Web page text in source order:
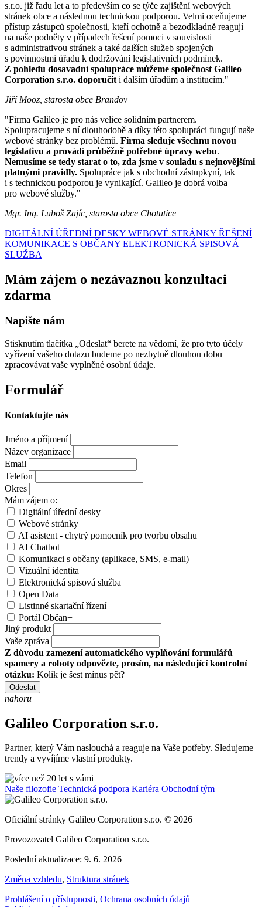
s.r.o. již řadu let a to především co se týče zajištění webových
stránek obce a následnou technickou podporou. Velmi oceňujeme
přístup zástupců společnosti, kteří ochotně a bezodkladně reagují
na naše podněty v případech řešení pomoci v souvislosti
s administrativou stránek a také dalších služeb spojených
s povinnostmi úřadu k dodržování legislativních podmínek.
Z pohledu dosavadní spolupráce můžeme společnost Galileo
Corporation s.r.o. doporučit i dalším úřadům a institucím."
Jiří Mooz, starosta obce Brandov
"Firma Galileo je pro nás velice solidním partnerem.
Spolupracujeme s ní dlouhodobě a díky této spolupráci fungují naše
webové stránky bez problémů. Firma sleduje všechnu novou
legislativu a provádí průběžně potřebné úpravy webu.
Nemusíme se tedy starat o to, zda jsme v souladu s nejnovějšími
platnými pravidly. Spolupráce jak s obchodní zástupkyní, tak
i s technickou podporou je vynikající. Galileo je dobrá volba
pro webové služby."
Mgr. Ing. Luboš Zajíc, starosta obce Chotutice
DIGITÁLNÍ ÚŘEDNÍ DESKY WEBOVÉ STRÁNKY ŘEŠENÍ
KOMUNIKACE S OBČANY ELEKTRONICKÁ SPISOVÁ
SLUŽBA
Mám zájem o nezávaznou konzultaci
zdarma
Napište nám
Stisknutím tlačítka „Odeslat“ berete na vědomí, že pro tyto účely
vyřízení vašeho dotazu budeme po nezbytně dlouhou dobu
zpracovávat vaše vyplněné osobní údaje.
Formulář
Kontaktujte nás
Jméno a příjmení
Název organizace
Email
Telefon
Okres
Mám zájem o:
Digitální úřední desky
Webové stránky
AI asistent - chytrý pomocník pro tvorbu obsahu
AI Chatbot
Komunikaci s občany (aplikace, SMS, e-mail)
Vizuální identita
Elektronická spisová služba
Open Data
Listinné skartační řízení
Portál Občan+
Jiný produkt
Vaše zpráva
Z důvodu zamezení automatického vyplňování formulářů
spamery a roboty odpovězte, prosím, na následující kontrolní
otázku: Kolik je šest mínus pět?
Odeslat
nahoru
Galileo Corporation s.r.o.
Partner, který Vám naslouchá a reaguje na Vaše potřeby. Sledujeme
trendy a vyvíjíme vlastní produkty.
Naše filozofie Technická podpora Kariéra Obchodní tým
Oficiální stránky Galileo Corporation s.r.o. © 2026
Provozovatel Galileo Corporation s.r.o.
Poslední aktualizace: 9. 6. 2026
Změna vzhledu, Struktura stránek
Prohlášení o přístupnosti, Ochrana osobních údajů